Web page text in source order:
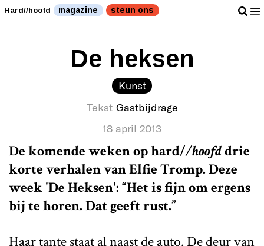
Hard//hoofd magazine steun ons
De heksen
Kunst
Tekst Gastbijdrage
18 april 2013
De komende weken ophard//hoofddrie
korte verhalen van Elfie Tromp. Deze
week 'De Heksen': “Het is fijn om ergens
bij te horen. Dat geeft rust.”
Haar tante staat al naast de auto. De deur van